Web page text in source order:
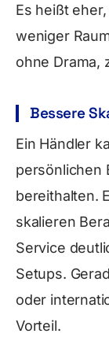
Es heißt
weniger
ohne Drama,
Bessere
Ein Händler
persönlichen
bereithalten.
skalieren
Service
Setups.
oder
Vorteil.